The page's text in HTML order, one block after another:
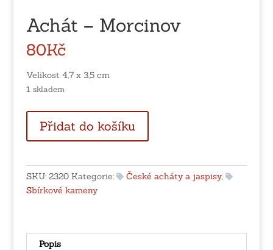
Achát – Morcinov
80Kč
Velikost 4,7 x 3,5 cm
1 skladem
Morcinov
Přidat do košíku
SKU: 2320 Kategorie: České acháty a jaspisy,
Sbírkové kameny
Popis